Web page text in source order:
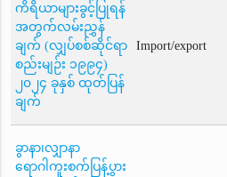
ကိရိယာများခွင့်ပြုရန်
အတွက်လမ်းညွှန်
ချက် (လျှပ်စစ်ဆိုင်ရာ
စည်းမျဉ်း ၁၉၉၄)
၂၀၂၄ ခုနှစ် ထုတ်ပြန်
ချက်
Import/export
ခွာနာ၊လျှာနာ
ရောဂါကူးစက်ပြန့်ပွား